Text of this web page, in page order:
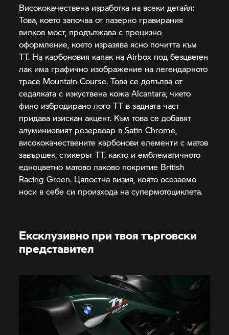
Висококачествена изработка на всеки детайл:
Това, което започва от пазерно гравирания
вилков мост, продължава с прецизно
оформление, което изразява ясно почитта към
TT. На карбоновия капак на Airbox под безцветен
лак има графично изображение на легендарното
трасе Mountain Course. Това се допълва от
седалката с изкуствена кожа Alcantara, чието
фино избродирано лого TT в задната част
придава изискан акцент. Към това се добавят
алуминиевият резервоар в Satin Chrome,
висококачествените карбонови елементи с матов
завършек, стикерът TT, както и емблематичното
едноцветно матово лаково покритие British
Racing Green. Цялостна визия, която осезаемо
носи в себе си произхода на супермотоциклета.
Ексклузивно при твоя търговски
представител